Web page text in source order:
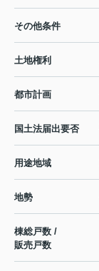
その他条件
土地権利
都市計画
国土法届出要否
用途地域
地勢
棟総戸数 /
販売戸数